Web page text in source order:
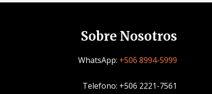
Sobre Nosotros
WhatsApp: +506 8994-5999
Telefono: +506 2221-7561